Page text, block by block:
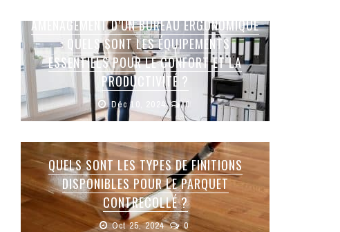
AMÉNAGEMENT D’UN BUREAU ERGONOMIQUE
: QUELS SONT LES ÉQUIPEMENTS
ESSENTIELS POUR LE CONFORT ET LA
PRODUCTIVITÉ ?
Déc 10, 2024 0
QUELS SONT LES TYPES DE FINITIONS
DISPONIBLES POUR LE PARQUET
CONTRECOLLÉ ?
Oct 25, 2024 0